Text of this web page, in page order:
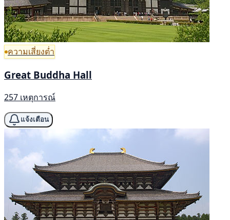
ความเสี่ยงต่ำ
Great Buddha Hall
257 เหตุการณ์
แจ้งเตือน